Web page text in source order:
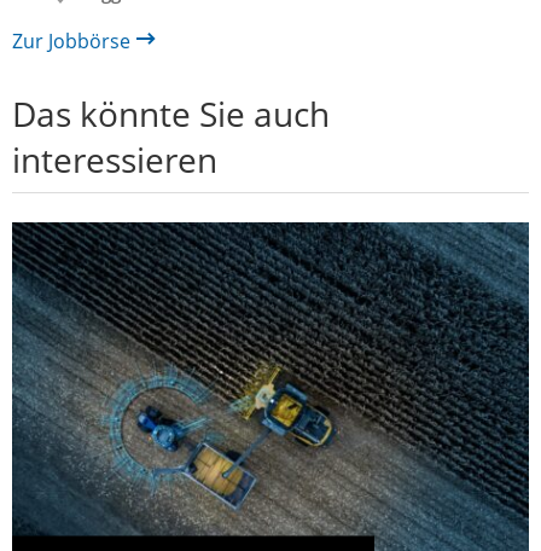
Zur Jobbörse
Das könnte Sie auch
interessieren